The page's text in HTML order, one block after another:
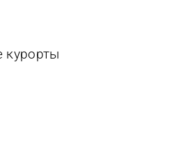
курорты